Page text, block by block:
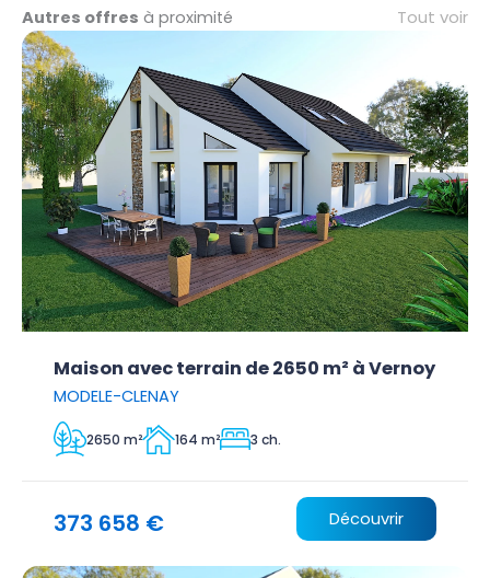
Autres offres à proximité Tout voir
Maison avec terrain de 2650 m² à Vernoy
MODELE-CLENAY
2650 m² 164 m² 3 ch.
373 658 € Découvrir